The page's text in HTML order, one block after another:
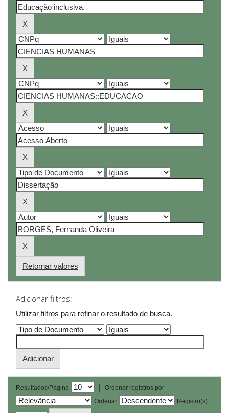
Retornar valores
Adicionar filtros:
Utilizar filtros para refinar o resultado de busca.
Resultados/Página |
Ordenar registros por
Ordenar
Registro(s)